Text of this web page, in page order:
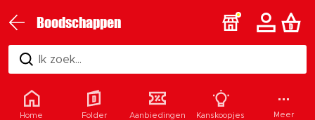
Boodschappen
Ik zoek...
Home Folder Aanbiedingen Kanskoopjes Meer